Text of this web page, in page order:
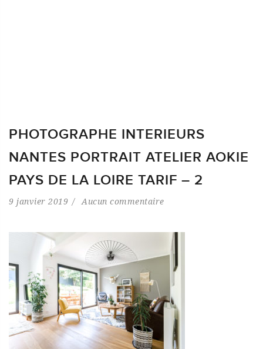
PHOTOGRAPHE INTERIEURS
NANTES PORTRAIT ATELIER AOKIE
PAYS DE LA LOIRE TARIF – 2
9 janvier 2019 Aucun commentaire